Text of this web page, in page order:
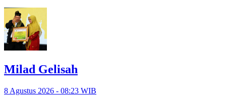
Milad Gelisah
8 Agustus 2026 - 08:23 WIB